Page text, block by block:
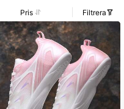
Pris Filtrera